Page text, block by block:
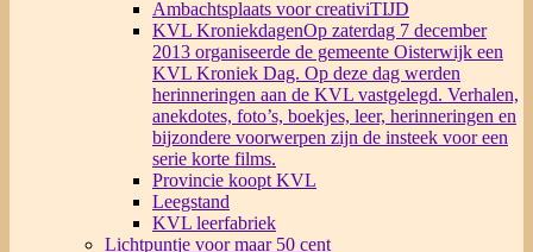
Ambachtsplaats voor creativiTIJD
KVL KroniekdagenOp zaterdag 7 december
2013 organiseerde de gemeente Oisterwijk een
KVL Kroniek Dag. Op deze dag werden
herinneringen aan de KVL vastgelegd. Verhalen,
anekdotes, foto’s, boekjes, leer, herinneringen en
bijzondere voorwerpen zijn de insteek voor een
serie korte films.
Provincie koopt KVL
Leegstand
KVL leerfabriek
Lichtpuntje voor maar 50 cent